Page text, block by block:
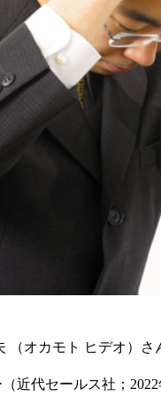
オカモト ヒデオ）さ
近代セールス社；